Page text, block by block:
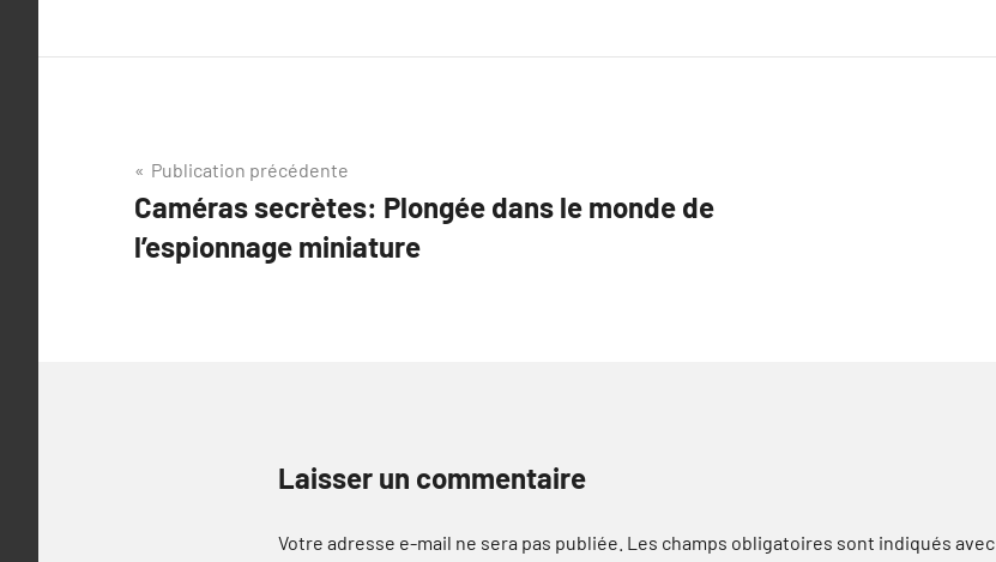
Navigation
de
l’article
Publication précédente
Caméras secrètes: Plongée dans le monde de
l’espionnage miniature
Laisser un commentaire
Votre adresse e-mail ne sera pas publiée. Les champs obligatoires sont indiqués avec